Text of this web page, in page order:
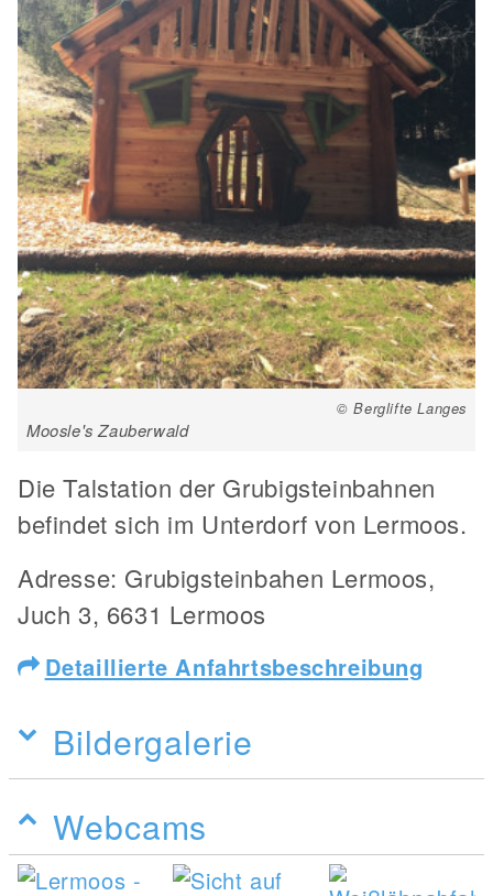
© Berglifte Langes
Moosle's Zauberwald
Die Talstation der Grubigsteinbahnen
befindet sich im Unterdorf von Lermoos.
Adresse: Grubigsteinbahen Lermoos,
Juch 3, 6631 Lermoos
Detaillierte Anfahrtsbeschreibung
Bildergalerie
Webcams